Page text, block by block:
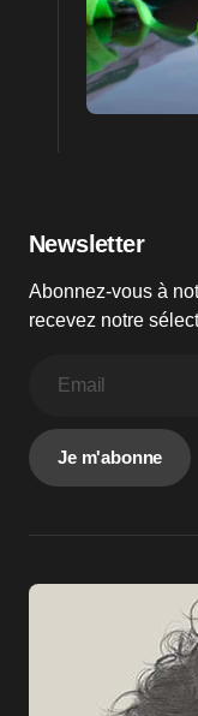
Newsletter
Abonnez-vous à
recevez notre
Je m'abonne